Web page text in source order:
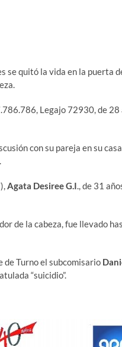
se quitó la vida en la puerta
Legajo 72930, de
con su pareja en su
Agata Desiree G.I., de 31
de la cabeza, fue llevado
de Turno el subcomisario
“suicidio”.